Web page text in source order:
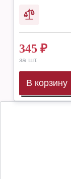
345 ₽
за шт.
В корзину